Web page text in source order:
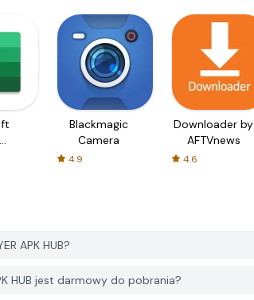
Blackmagic
Camera
4.9
Downloader by
AFTVnews
4.6
APK HUB?
HUB jest darmowy do pobrania?